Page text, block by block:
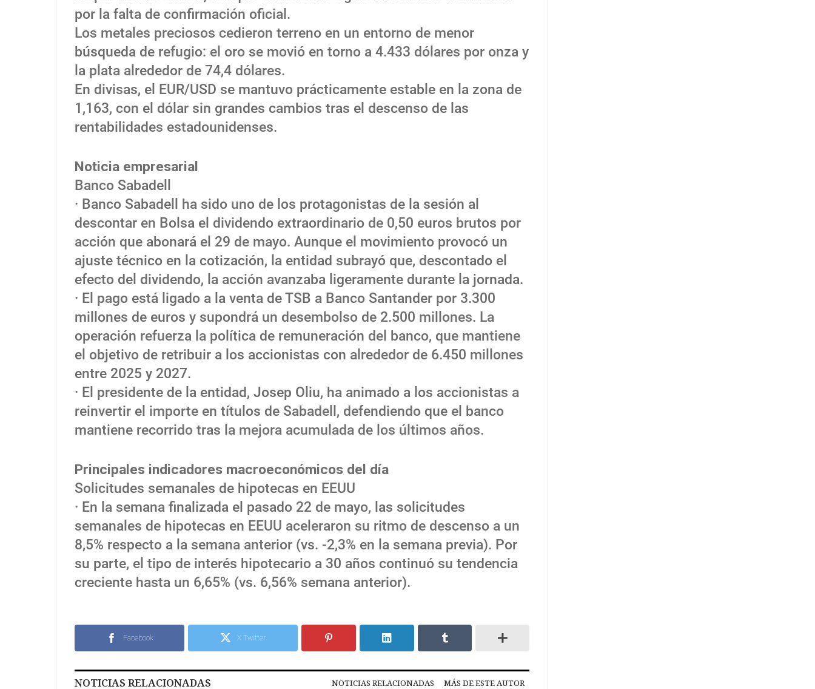
por la falta de confirmación oficial.
Los metales preciosos cedieron terreno en un entorno de menor
búsqueda de refugio: el oro se movió en torno a 4.433 dólares por onza y
la plata alrededor de 74,4 dólares.
En divisas, el EUR/USD se mantuvo prácticamente estable en la zona de
1,163, con el dólar sin grandes cambios tras el descenso de las
rentabilidades estadounidenses.
Noticia empresarial
Banco Sabadell
· Banco Sabadell ha sido uno de los protagonistas de la sesión al
descontar en Bolsa el dividendo extraordinario de 0,50 euros brutos por
acción que abonará el 29 de mayo. Aunque el movimiento provocó un
ajuste técnico en la cotización, la entidad subrayó que, descontado el
efecto del dividendo, la acción avanzaba ligeramente durante la jornada.
· El pago está ligado a la venta de TSB a Banco Santander por 3.300
millones de euros y supondrá un desembolso de 2.500 millones. La
operación refuerza la política de remuneración del banco, que mantiene
el objetivo de retribuir a los accionistas con alrededor de 6.450 millones
entre 2025 y 2027.
· El presidente de la entidad, Josep Oliu, ha animado a los accionistas a
reinvertir el importe en títulos de Sabadell, defendiendo que el banco
mantiene recorrido tras la mejora acumulada de los últimos años.
Principales indicadores macroeconómicos del día
Solicitudes semanales de hipotecas en EEUU
· En la semana finalizada el pasado 22 de mayo, las solicitudes
semanales de hipotecas en EEUU aceleraron su ritmo de descenso a un
8,5% respecto a la semana anterior (vs. -2,3% en la semana previa). Por
su parte, el tipo de interés hipotecario a 30 años continuó su tendencia
creciente hasta un 6,65% (vs. 6,56% semana anterior).
Facebook X Twitter
NOTICIAS RELACIONADAS NOTICIAS RELACIONADAS MÁS DE ESTE AUTOR